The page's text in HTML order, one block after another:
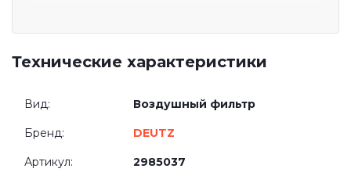
Технические характеристики
Вид: Воздушный фильтр
Бренд: DEUTZ
Артикул: 2985037